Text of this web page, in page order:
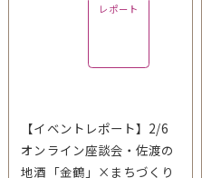
レポート
【イベントレポート】2/6
オンライン座談会・佐渡の
地酒「金鶴」×まちづくり